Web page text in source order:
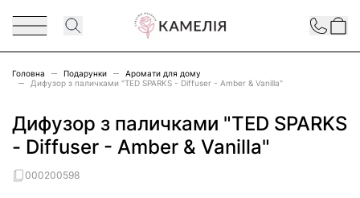
Contact
Головна Подарунки
Аромати для дому
Дифузор з паличками "TED SPARKS - Diffuser - Amber & Vanilla"
Дифузор з паличками "TED SPARKS
- Diffuser - Amber & Vanilla"
000200598